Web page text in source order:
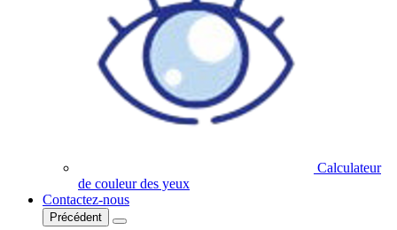
Calculateur
de couleur des yeux
Contactez-nous
Précédent